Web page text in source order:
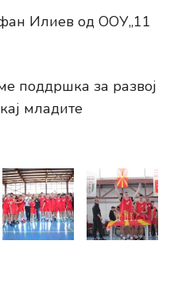
Илиев од ООУ„11
поддршка за развој
младите